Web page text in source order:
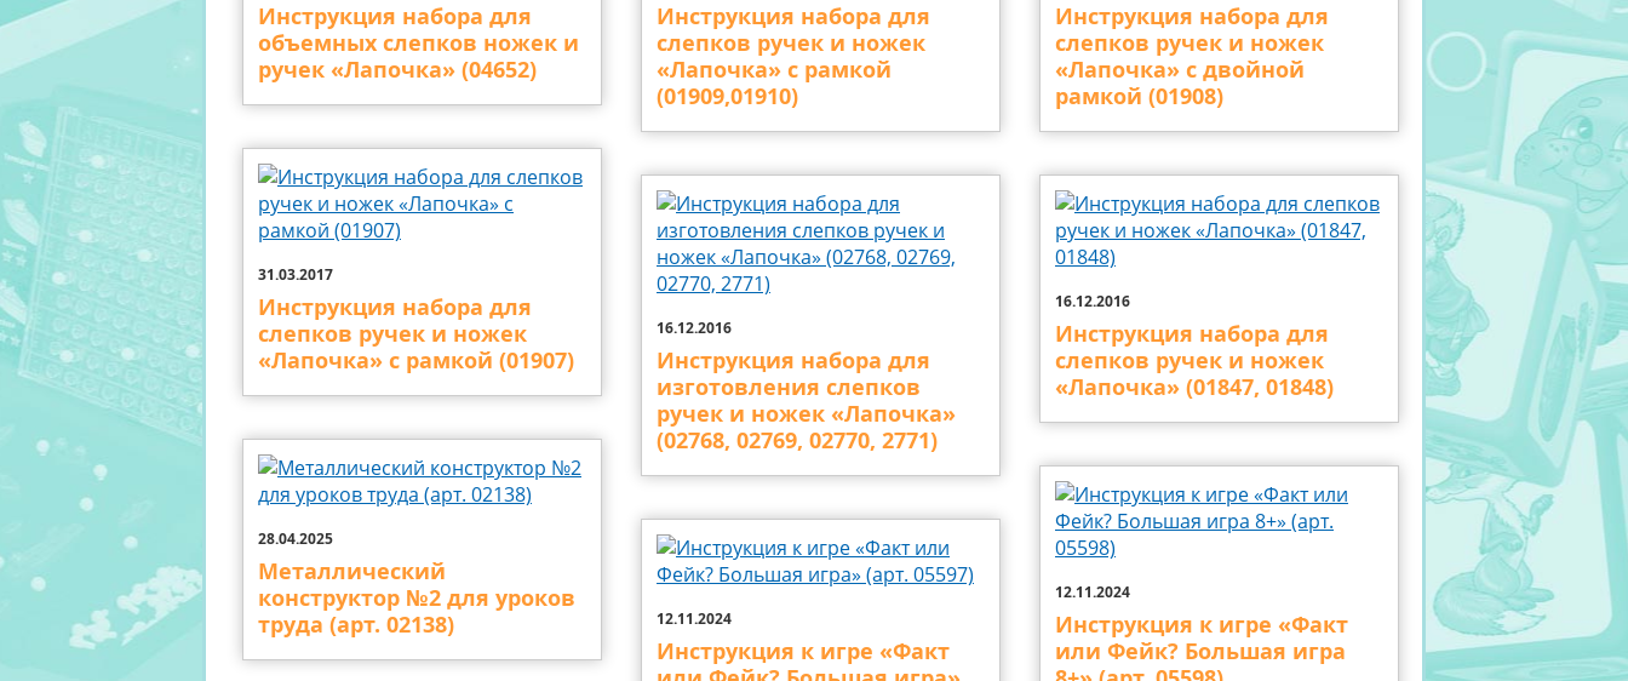
Инструкция набора для
объемных слепков ножек и
ручек «Лапочка» (04652)
Инструкция набора для
слепков ручек и ножек
«Лапочка» с рамкой
(01909,01910)
Инструкция набора для
слепков ручек и ножек
«Лапочка» с двойной
рамкой (01908)
31.03.2017
Инструкция набора для
слепков ручек и ножек
«Лапочка» с рамкой (01907)
16.12.2016
Инструкция набора для
изготовления слепков
ручек и ножек «Лапочка»
(02768, 02769, 02770, 2771)
16.12.2016
Инструкция набора для
слепков ручек и ножек
«Лапочка» (01847, 01848)
28.04.2025
Металлический
конструктор №2 для уроков
труда (арт. 02138)
12.11.2024
Инструкция к игре «Факт
или Фейк? Большая игра
12.11.2024
Инструкция к игре «Факт